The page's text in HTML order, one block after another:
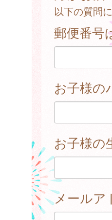
以下の質問
郵便番号
お子様の
お子様の
メールア